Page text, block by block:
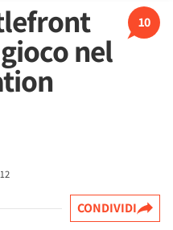
10
nel
CONDIVIDI